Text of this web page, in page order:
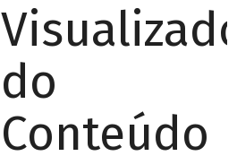
Visualizador
do
Conteúdo